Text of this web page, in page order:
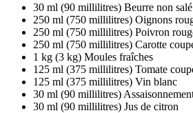
30 ml (90 millilitres) Beurre non salé
250 ml (750 millilitres) Oignons
250 ml (750 millilitres) Poivron
250 ml (750 millilitres) Carotte
1 kg (3 kg) Moules fraîches
125 ml (375 millilitres) Tomate
125 ml (375 millilitres) Vin blanc
30 ml (90 millilitres)
30 ml (90 millilitres) Jus de citron